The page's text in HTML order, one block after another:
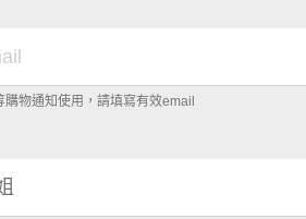
物通知使用，請填寫有效email